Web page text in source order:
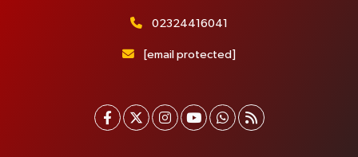
Halıcıoğlu Eczanesi
0 (212) 369 45 49 Yol Tarifi Al
02324416041
[email protected]